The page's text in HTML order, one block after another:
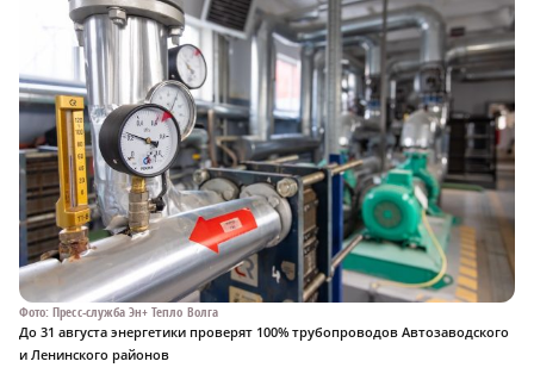
Фото: Пресс-служба Эн+ Тепло Волга
До 31 августа энергетики проверят 100% трубопроводов Автозаводского
и Ленинского районов